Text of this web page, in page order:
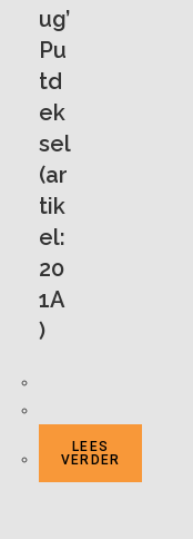
ug’
Pu
td
ek
sel
(ar
tik
el:
20
1A
)
LEES
VERDER